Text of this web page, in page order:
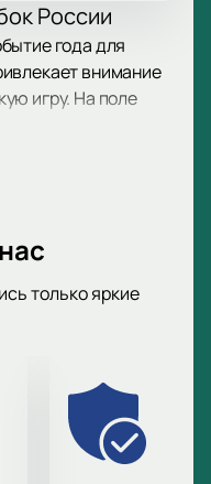
России
года для
внимание
игру. На поле
Футбол соберет
лидерство
только яркие